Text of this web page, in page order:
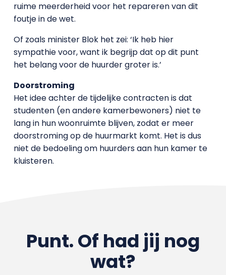
ruime meerderheid voor het repareren van dit
foutje in de wet.
Of zoals minister Blok het zei: ‘Ik heb hier
sympathie voor, want ik begrijp dat op dit punt
het belang voor de huurder groter is.’
Doorstroming
Het idee achter de tijdelijke contracten is dat
studenten (en andere kamerbewoners) niet te
lang in hun woonruimte blijven, zodat er meer
doorstroming op de huurmarkt komt. Het is dus
niet de bedoeling om huurders aan hun kamer te
kluisteren.
Punt. Of had jij nog
wat?